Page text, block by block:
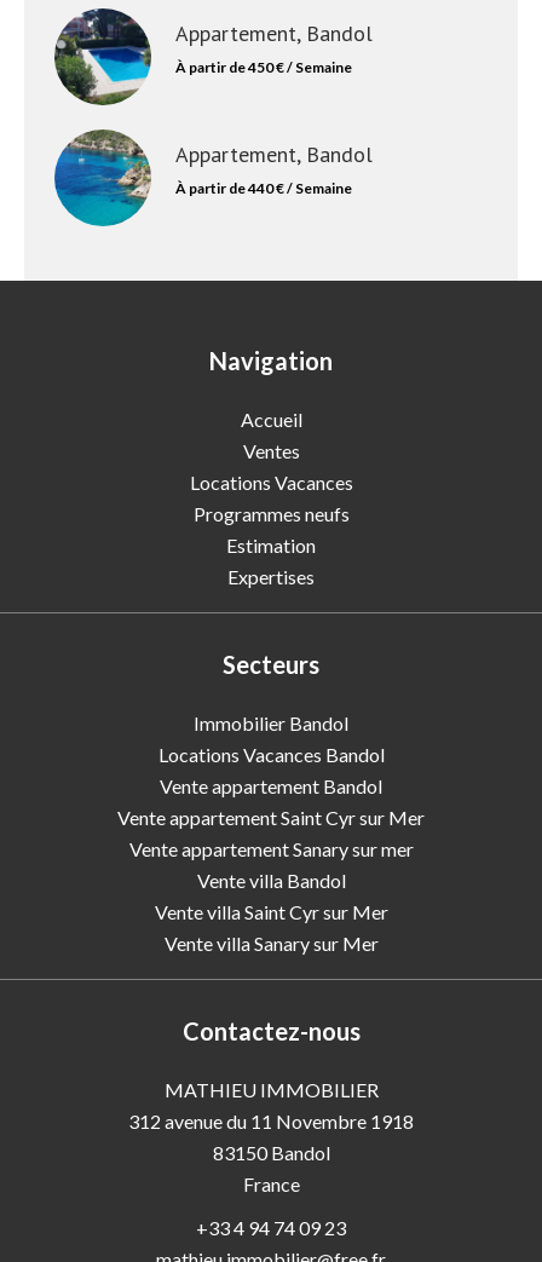
Appartement, Bandol
À partir de 450 € / Semaine
Appartement, Bandol
À partir de 440 € / Semaine
Navigation
Accueil
Ventes
Locations Vacances
Programmes neufs
Estimation
Expertises
Secteurs
Immobilier Bandol
Locations Vacances Bandol
Vente appartement Bandol
Vente appartement Saint Cyr sur Mer
Vente appartement Sanary sur mer
Vente villa Bandol
Vente villa Saint Cyr sur Mer
Vente villa Sanary sur Mer
Contactez-nous
MATHIEU IMMOBILIER
312 avenue du 11 Novembre 1918
83150Bandol
France
+33 4 94 74 09 23